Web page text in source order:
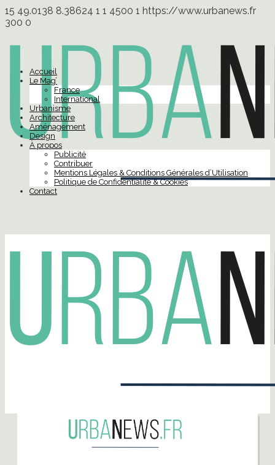
15 49.0138 8.38624 1 1 4500 1 https://www.urbanews.fr
300 0
Accueil
Le Mag’
France
International
Urbanisme
Architecture
Aménagement
Design
À propos
Publicité
Contribuer
Mentions Légales & Conditions Générales d’Utilisation
Politique de Confidentialité & Cookies
Contact